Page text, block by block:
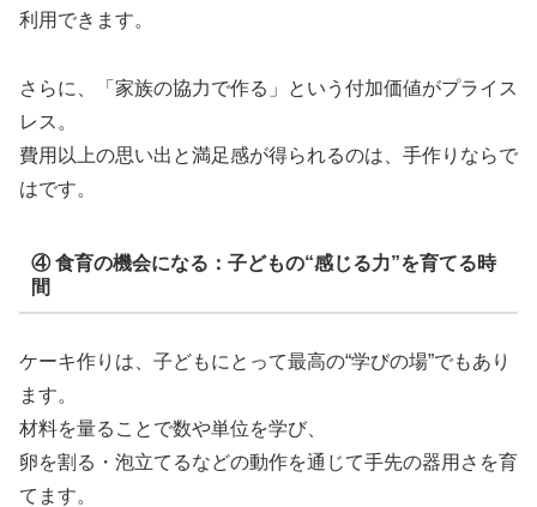
利用できます。
さらに、「家族の協力で作る」という付加価値がプライス
レス。
費用以上の思い出と満足感が得られるのは、手作りならで
はです。
④ 食育の機会になる：子どもの“感じる力”を育てる時
間
ケーキ作りは、子どもにとって最高の“学びの場”でもあり
ます。
材料を量ることで数や単位を学び、
卵を割る・泡立てるなどの動作を通じて手先の器用さを育
てます。